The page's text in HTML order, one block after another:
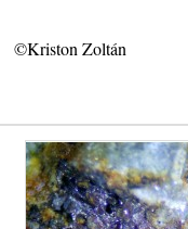
©Kriston Zoltán